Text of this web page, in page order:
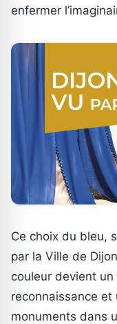
enfermer
Ce choix du bleu,
par la Ville de
couleur devient
reconnaissance
monuments dans